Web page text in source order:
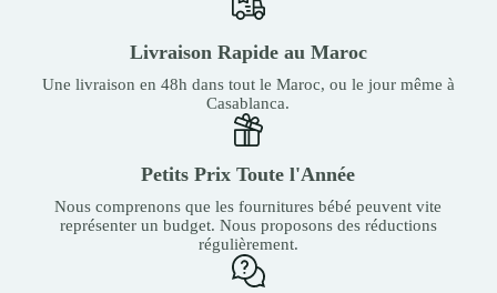
Livraison Rapide au Maroc
Une livraison en 48h dans tout le Maroc, ou le jour même à
Casablanca.
Petits Prix Toute l'Année
Nous comprenons que les fournitures bébé peuvent vite
représenter un budget. Nous proposons des réductions
régulièrement.